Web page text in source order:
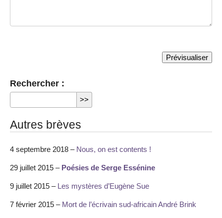
Rechercher :
Autres brèves
4 septembre 2018 – Nous, on est contents !
29 juillet 2015 – Poésies de Serge Essénine
9 juillet 2015 – Les mystères d’Eugène Sue
7 février 2015 – Mort de l’écrivain sud-africain André Brink